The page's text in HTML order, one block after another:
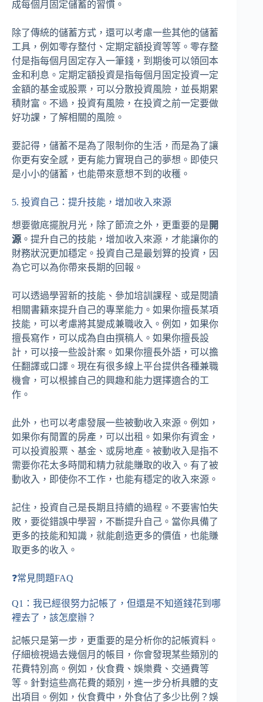
成每個月固定儲蓄的習慣。
除了傳統的儲蓄方式，還可以考慮一些其他的儲蓄
工具，例如零存整付、定期定額投資等等。零存整
付是指每個月固定存入一筆錢，到期後可以領回本
金和利息。定期定額投資是指每個月固定投資一定
金額的基金或股票，可以分散投資風險，並長期累
積財富。不過，投資有風險，在投資之前一定要做
好功課，了解相關的風險。
要記得，儲蓄不是為了限制你的生活，而是為了讓
你更有安全感，更有能力實現自己的夢想。即使只
是小小的儲蓄，也能帶來意想不到的收穫。
5. 投資自己：提升技能，增加收入來源
想要徹底擺脫月光，除了節流之外，更重要的是 開
源 。提升自己的技能，增加收入來源，才能讓你的
財務狀況更加穩定。投資自己是最划算的投資，因
為它可以為你帶來長期的回報。
可以透過學習新的技能、參加培訓課程、或是閱讀
相關書籍來提升自己的專業能力。如果你擅長某項
技能，可以考慮將其變成兼職收入。例如，如果你
擅長寫作，可以成為自由撰稿人。如果你擅長設
計，可以接一些設計案。如果你擅長外語，可以擔
任翻譯或口譯。現在有很多線上平台提供各種兼職
機會，可以根據自己的興趣和能力選擇適合的工
作。
此外，也可以考慮發展一些被動收入來源。例如，
如果你有閒置的房產，可以出租。如果你有資金，
可以投資股票、基金、或房地產。被動收入是指不
需要你花太多時間和精力就能賺取的收入。有了被
動收入，即使你不工作，也能有穩定的收入來源。
記住，投資自己是長期且持續的過程。不要害怕失
敗，要從錯誤中學習，不斷提升自己。當你具備了
更多的技能和知識，就能創造更多的價值，也能賺
取更多的收入。
❓常見問題FAQ
Q1：我已經很努力記帳了，但還是不知道錢花到哪
裡去了，該怎麼辦？
記帳只是第一步，更重要的是分析你的記帳資料。
仔細檢視過去幾個月的帳目，你會發現某些類別的
花費特別高。例如，伙食費、娛樂費、交通費等
等。針對這些高花費的類別，進一步分析具體的支
出項目。例如，伙食費中，外食佔了多少比例？娛